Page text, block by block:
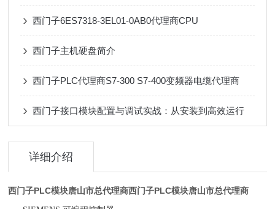
西门子6ES7318-3EL01-0AB0代理商CPU
西门子主机硬盘简介
西门子PLC代理商S7-300 S7-400变频器电缆代理商
西门子接口模块配置与调试实战：从安装到高效运行
详细介绍
西门子PLC模块唐山市总代理商西门子PLC模块唐山市总代理商